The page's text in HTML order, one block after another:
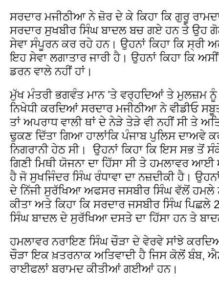
ਸਰਦਾਰ ਮਜੀਠੀਆ ਨੇ ਜ਼ੋਰ ਦੇ ਕੇ ਕਿਹਾ ਕਿ ਗੁਰੂ
ਸਰਦਾਰ ਸੁਖਬੀਰ ਸਿੰਘ ਬਾਦਲ ਬਚ ਗਏ ਹਨ ਤੇ ਉਹ
ਸੇਵਾ ਸੰਪੂਰਨ ਕਰ ਰਹੇ ਹਨ। ਉਹਨਾਂ ਕਿਹਾ ਕਿ ਸ੍ਰੀ
ਇਹ ਸੇਵਾ ਲਗਾਤਾਰ ਜਾਰੀ ਹੈ। ਉਹਨਾਂ ਕਿਹਾ ਕਿ
ਡਰਨ ਵਾਲੇ ਨਹੀਂ ਹਾਂ।
ਮੁੱਖ ਮੰਤਰੀ ਭਗਵੰਤ ਮਾਨ ’ਤੇ ਵਰ੍ਹਦਿਆਂ ਤੇ ਮੁਲਜ਼ਮ
ਨਿਖੇਧੀ ਕਰਦਿਆਂ ਸਰਦਾਰ ਮਜੀਠੀਆ ਨੇ ਵੀਡੀਓ
ਤਾਂ ਅਪਰਾਧ ਵਾਲੀ ਥਾਂ ਦੇ ਨੇੜੇ ਤੇੜੇ ਵੀ ਨਹੀਂ ਸੀ ਤੇ
ਢੁਕਣ ਦਿੱਤਾ ਗਿਆ ਹਾਲਾਂਕਿ ਪੰਜਾਬ ਪੁਲਿਸ ਦਾਅਵੇ
ਨਿਗਰਾਨੀ ਹੇਠ ਸੀ। ਉਹਨਾਂ ਕਿਹਾ ਕਿ ਇਸ ਸਭ ਤੋਂ
ਗਿਣੀ ਮਿਥੀ ਯੋਜਨਾ ਦਾ ਹਿੱਸਾ ਸੀ ਤੇ ਹਮਲਾਵਰ
ਹੈ ਜੋ ਸੁਖਜਿੰਦਰ ਸਿੰਘ ਰੰਧਾਵਾ ਦਾ ਨਜ਼ਦੀਕੀ ਹੈ।
ਦੇ ਨਿੱਜੀ ਸੁਰੱਖਿਆ ਅਫਸਰ ਜਸਬੀਰ ਸਿੰਘ ਵੱਲੋਂ
ਕੀਤਾ ਅਤੇ ਕਿਹਾ ਕਿ ਸਰਦਾਰ ਜਸਬੀਰ ਸਿੰਘ ਪਿਛਲੇ
ਸਿੰਘ ਬਾਦਲ ਦੇ ਸੁਰੱਖਿਆ ਦਸਤੇ ਦਾ ਹਿੱਸਾ ਹਨ ਤੇ
ਹਮਲਾਵਰ ਨਰਾਇਣ ਸਿੰਘ ਚੌੜਾ ਦੇ ਵੇਰਵੇ ਸਾਂਝੇ
ਚੌੜਾ ਇਕ ਖ਼ਤਰਨਾਕ ਅਤਿਵਾਦੀ ਹੈ ਜਿਸ ਕੋਲੋਂ ਬੰਬ,
ਰਾਈਫਲਾਂ ਬਰਾਮਦ ਕੀਤੀਆਂ ਗਈਆਂ ਹਨ।